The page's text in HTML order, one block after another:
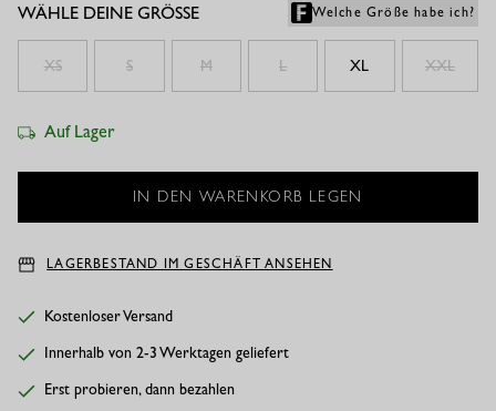
WÄHLE DEINE GRÖSSE Welche Größe habe ich?
XS S M L XL XXL
Auf Lager
LAGERBESTAND IM GESCHÄFT ANSEHEN
Kostenloser Versand
Innerhalb von 2-3 Werktagen geliefert
Erst probieren, dann bezahlen